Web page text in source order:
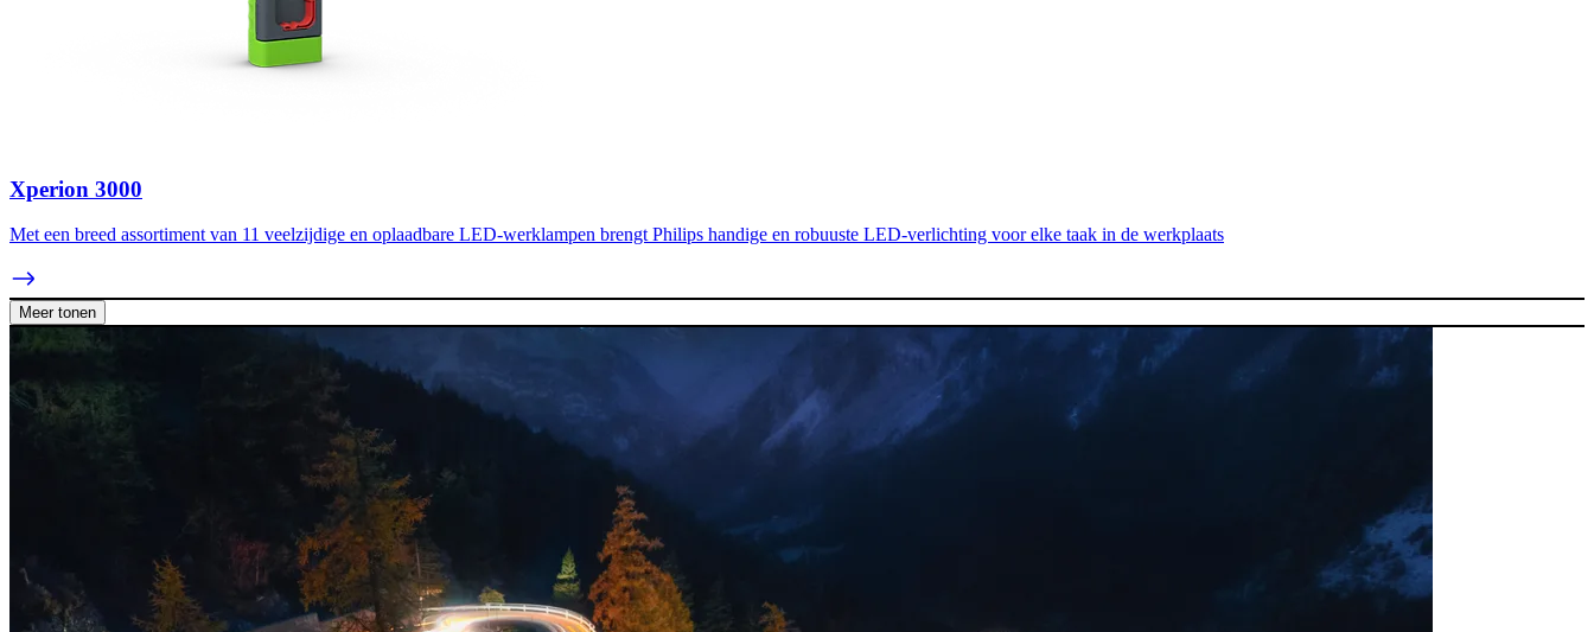
Xperion 3000
Met een breed assortiment van 11 veelzijdige en oplaadbare LED-werklampen brengt Philips handige en robuuste LED-verlichting voor elke taak in de werkplaats
Meer tonen